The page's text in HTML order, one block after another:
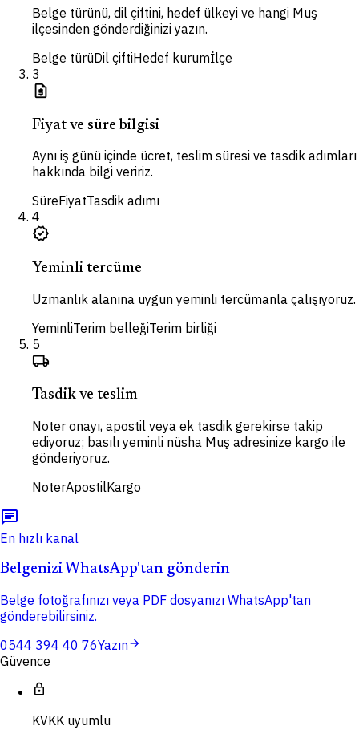
Belge türünü, dil çiftini, hedef ülkeyi ve hangi Muş
ilçesinden gönderdiğinizi yazın.
Belge türüDil çiftiHedef kurumİlçe
3
request_quote
Fiyat ve süre bilgisi
Aynı iş günü içinde ücret, teslim süresi ve tasdik adımları
hakkında bilgi veririz.
SüreFiyatTasdik adımı
4
verified
Yeminli tercüme
Uzmanlık alanına uygun yeminli tercümanla çalışıyoruz.
YeminliTerim belleğiTerim birliği
5
local_shipping
Tasdik ve teslim
Noter onayı, apostil veya ek tasdik gerekirse takip
ediyoruz; basılı yeminli nüsha Muş adresinize kargo ile
gönderiyoruz.
NoterApostilKargo
chat
En hızlı kanal
Belgenizi WhatsApp'tan gönderin
Belge fotoğrafınızı veya PDF dosyanızı WhatsApp'tan
gönderebilirsiniz.
0544 394 40 76Yazınarrow_forward
Güvence
lock
KVKK uyumlu